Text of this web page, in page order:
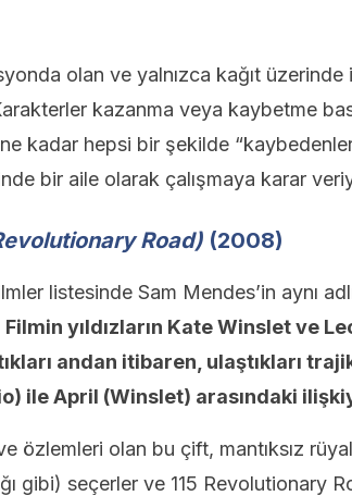
olan ve yalnızca kağıt
kazanma veya kaybetme
kadar hepsi bir şekilde
bir aile olarak çalışmaya karar
Road) (2008)
listesinde Sam Mendes’in aynı adlı
Filmin yıldızların Kate Winslet ve
andan itibaren, ulaştıkları
ile April (Winslet) arasındaki
özlemleri olan bu çift, mantıksız
gibi) seçerler ve 115 Revolutionary